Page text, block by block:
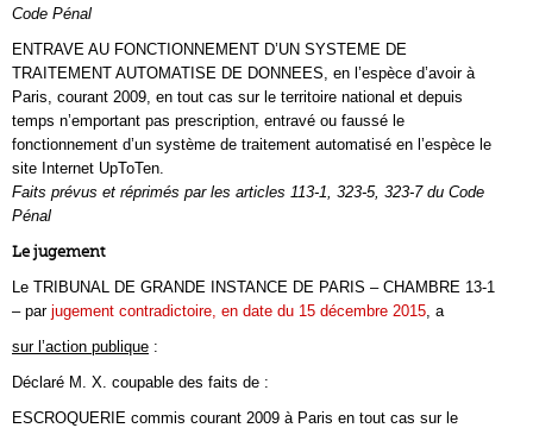
Code Pénal
ENTRAVE AU FONCTIONNEMENT D’UN SYSTEME DE
TRAITEMENT AUTOMATISE DE DONNEES, en l’espèce d’avoir à
Paris, courant 2009, en tout cas sur le territoire national et depuis
temps n’emportant pas prescription, entravé ou faussé le
fonctionnement d’un système de traitement automatisé en l’espèce le
site Internet UpToTen.
Faits prévus et réprimés par les articles 113-1, 323-5, 323-7 du Code
Pénal
Le jugement
Le TRIBUNAL DE GRANDE INSTANCE DE PARIS – CHAMBRE 13-1
– par jugement contradictoire, en date du 15 décembre 2015, a
sur l’action publique :
Déclaré M. X. coupable des faits de :
ESCROQUERIE commis courant 2009 à Paris en tout cas sur le